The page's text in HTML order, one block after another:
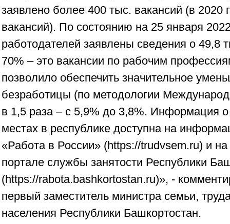
заявлено более 400 тыс. вакансий (в 2020
вакансий). По состоянию на 25 января
работодателей заявлены сведения о 49,8
70% – это вакансии по рабочим
позволило обеспечить значительное
безработицы (по методологии
в 1,5 раза – с 5,9% до 3,8%. Информация
местах в республике доступна на
«Работа в России» (https://trudvsem.ru) и
портале службы занятости Республики
(https://rabota.bashkortostan.ru)», -
первый заместитель министра семьи,
населения Республики Башкортостан.